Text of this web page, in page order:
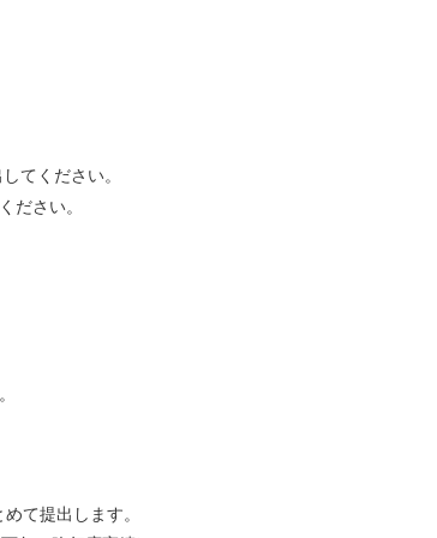
て ください。
ださい。
て提出します。